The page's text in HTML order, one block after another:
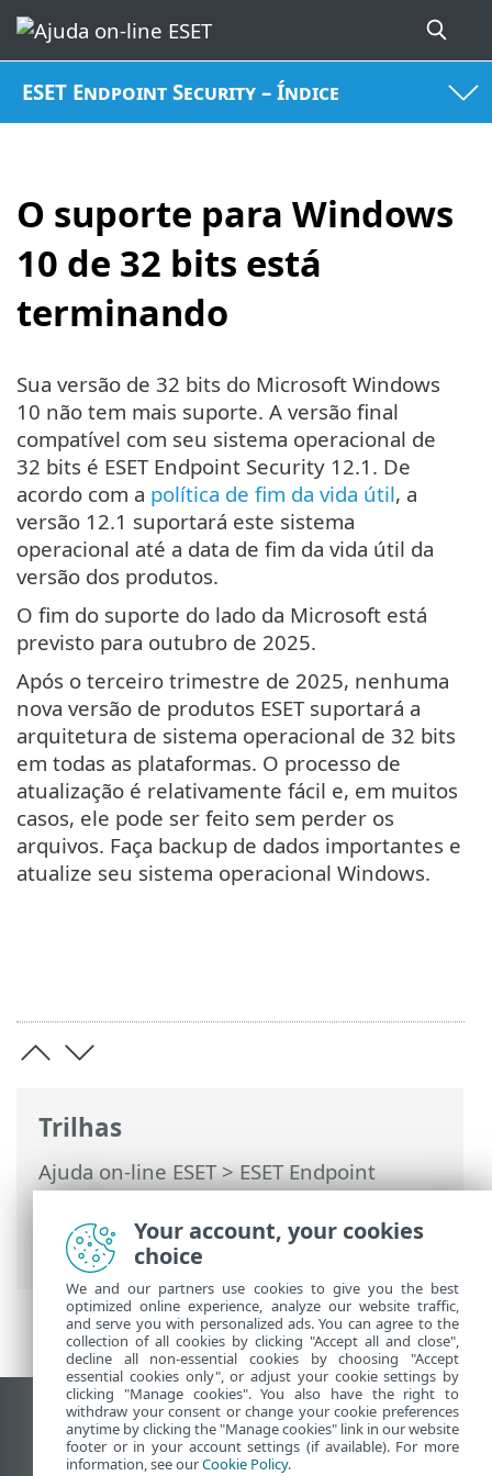
ESET Endpoint Security – Índice
O suporte para Windows
10 de 32 bits está
terminando
Trilhas
Ajuda on-line ESET>ESET Endpoint
Security>Especificações >Requisitos do
sistema> O suporte para Windows 10 de
32 bits está terminando
Sua versão de 32 bits do Microsoft Windows
10 não tem mais suporte. A versão final
compatível com seu sistema operacional de
32 bits é ESET Endpoint Security 12.1. De
acordo com a política de fim da vida útil, a
versão 12.1 suportará este sistema
operacional até a data de fim da vida útil da
versão dos produtos.
O fim do suporte do lado da Microsoft está
previsto para outubro de 2025.
Após o terceiro trimestre de 2025, nenhuma
nova versão de produtos ESET suportará a
arquitetura de sistema operacional de 32 bits
em todas as plataformas. O processo de
atualização é relativamente fácil e, em muitos
casos, ele pode ser feito sem perder os
arquivos. Faça backup de dados importantes e
atualize seu sistema operacional Windows.
Ver site para desktop
End of Life
Your account, your cookies
choice
We and our partners use cookies to give you the best
optimized online experience, analyze our website traffic,
and serve you with personalized ads. You can agree to the
collection of all cookies by clicking "Accept all and close",
decline all non-essential cookies by choosing "Accept
essential cookies only", or adjust your cookie settings by
clicking "Manage cookies". You also have the right to
withdraw your consent or change your cookie preferences
anytime by clicking the "Manage cookies" link in our website
footer or in your account settings (if available). For more
information, see ourCookie Policy.